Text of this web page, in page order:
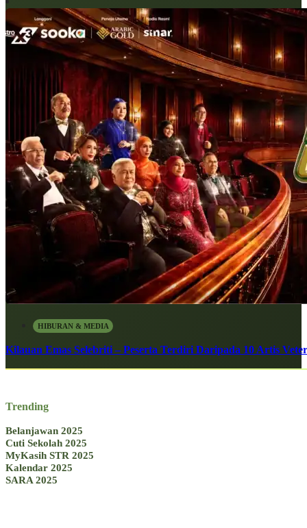
HIBURAN & MEDIA
Kilauan Emas Selebriti – Peserta Terdiri Daripada 10 Artis
Trending
Belanjawan 2025
Cuti Sekolah 2025
MyKasih STR 2025
Kalendar 2025
SARA 2025